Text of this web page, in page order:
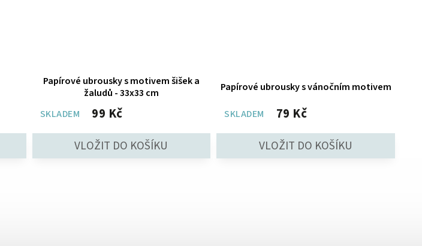
Papírové ubrousky s motivem šišek a
žaludů - 33x33 cm
SKLADEM
99 Kč
Papírové ubrousky s vánočním motivem
SKLADEM 79 Kč